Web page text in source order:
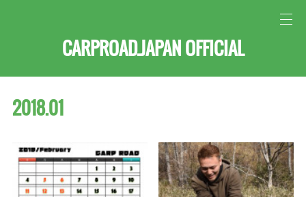
CARPROAD.JAPAN OFFICIAL
2018.01